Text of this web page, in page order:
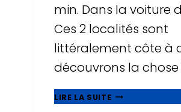
min. Dans la voiture
Ces 2 localités sont
littéralement côte à
découvrons la chose
LIRE LA SUITE🥇
QUE